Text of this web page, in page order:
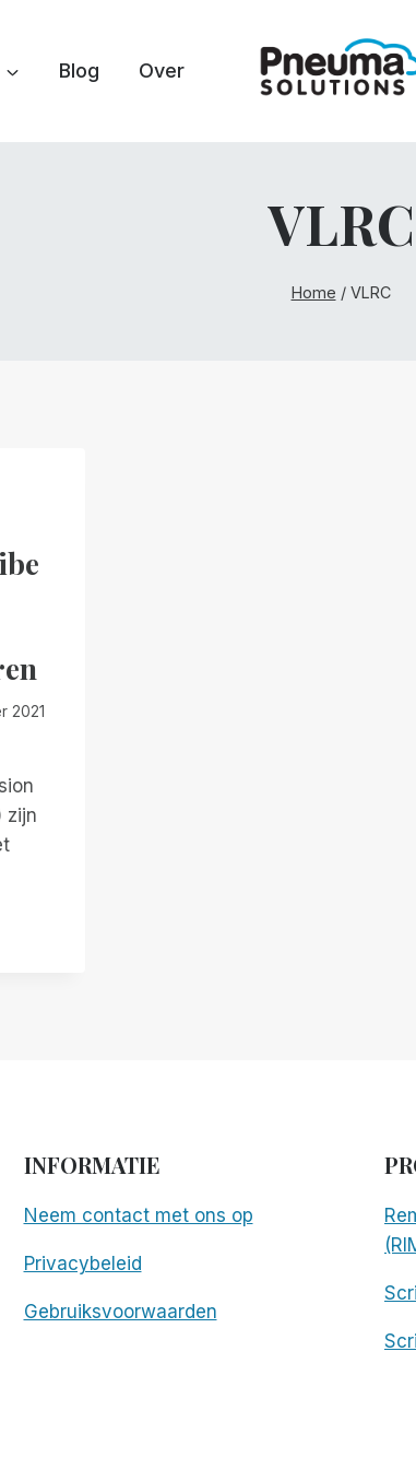
Blog Over
VLRC
Home / VLRC
2021
zijn
INFORMATIE
Neem contact met ons op
Privacybeleid
Gebruiksvoorwaarden